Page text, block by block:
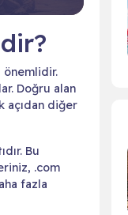
önemlidir.
Doğru alan
açıdan diğer
Bu
.com
fazla